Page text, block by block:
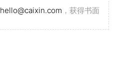
hello@caixin.com ，获得书面